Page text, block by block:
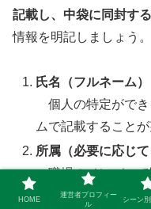
記載し、中袋に同封する
情報を明記しましょう。
氏名（フルネーム）
個人の特定ができ
ムで記載することが
所属（必要に応じて
職場のメンバーで
を記載しておくと
HOME
運営者プロフィー
ル
シーン